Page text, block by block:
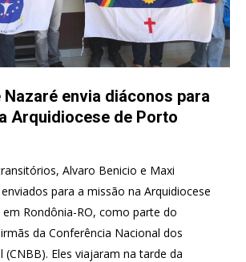
Nazaré envia diáconos para
Arquidiocese de Porto
Alvaro Benicio e Maxi
para a missão na Arquidiocese
Rondônia-RO, como parte do
da Conferência Nacional dos
(CNBB). Eles viajaram na tarde da